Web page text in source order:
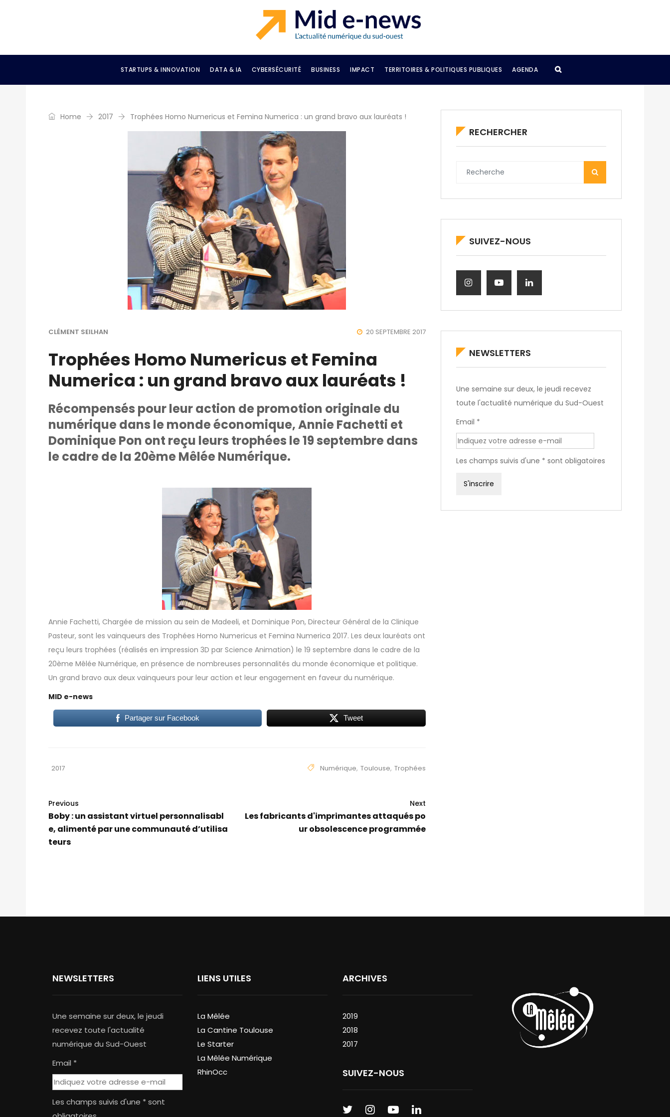
STARTUPS & INNOVATION DATA & IA CYBERSÉCURITÉ BUSINESS IMPACT TERRITOIRES & POLITIQUES PUBLIQUES AGENDA
Home 2017 Trophées Homo Numericus et Femina Numerica : un grand bravo aux lauréats !
CLÉMENT SEILHAN 20 SEPTEMBRE 2017
Trophées Homo Numericus et Femina
Numerica : un grand bravo aux lauréats !
Récompensés pour leur action de promotion originale du
numérique dans le monde économique, Annie Fachetti et
Dominique Pon ont reçu leurs trophées le 19 septembre dans
le cadre de la 20ème Mêlée Numérique.
Annie Fachetti, Chargée de mission au sein de Madeeli, et Dominique Pon, Directeur Général de la Clinique
Pasteur, sont les vainqueurs des Trophées Homo Numericus et Femina Numerica 2017. Les deux lauréats ont
reçu leurs trophées (réalisés en impression 3D par Science Animation) le 19 septembre dans le cadre de la
20ème Mêlée Numérique, en présence de nombreuses personnalités du monde économique et politique.
Un grand bravo aux deux vainqueurs pour leur action et leur engagement en faveur du numérique.
MID e-news
Partager sur Facebook Tweet
2017 Numérique, Toulouse, Trophées
Previous
Boby : un assistant virtuel personnalisabl
e, alimenté par une communauté d’utilisa
teurs
Next
Les fabricants d'imprimantes attaqués po
ur obsolescence programmée
RECHERCHER
SUIVEZ-NOUS
NEWSLETTERS
Une semaine sur deux, le jeudi recevez
toute l'actualité numérique du Sud-Ouest
Email *
Les champs suivis d'une * sont obligatoires
NEWSLETTERS
Une semaine sur deux, le jeudi
recevez toute l'actualité
numérique du Sud-Ouest
Email *
Les champs suivis d'une * sont
LIENS UTILES
La Mêlée
La Cantine Toulouse
Le Starter
La Mêlée Numérique
RhinOcc
ARCHIVES
2019
2018
2017
SUIVEZ-NOUS